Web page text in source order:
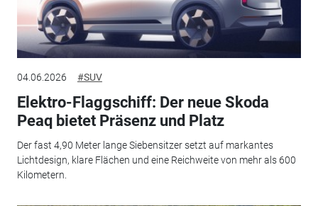
04.06.2026 #SUV
Elektro-Flaggschiff: Der neue Skoda
Peaq bietet Präsenz und Platz
Der fast 4,90 Meter lange Siebensitzer setzt auf markantes
Lichtdesign, klare Flächen und eine Reichweite von mehr als 600
Kilometern.